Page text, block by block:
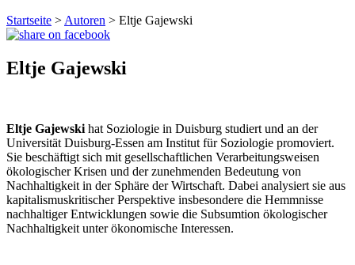
Startseite > Autoren > Eltje Gajewski
Eltje Gajewski
Eltje Gajewski hat Soziologie in Duisburg studiert und an der
Universität Duisburg-Essen am Institut für Soziologie promoviert.
Sie beschäftigt sich mit gesellschaftlichen Verarbeitungsweisen
ökologischer Krisen und der zunehmenden Bedeutung von
Nachhaltigkeit in der Sphäre der Wirtschaft. Dabei analysiert sie aus
kapitalismuskritischer Perspektive insbesondere die Hemmnisse
nachhaltiger Entwicklungen sowie die Subsumtion ökologischer
Nachhaltigkeit unter ökonomische Interessen.